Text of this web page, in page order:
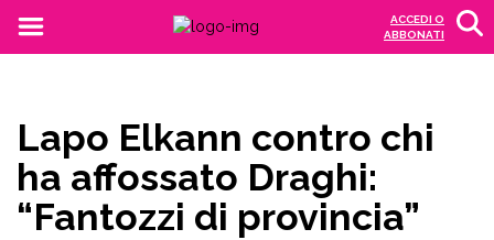
ACCEDI O
ABBONATI
Lapo Elkann contro chi
ha affossato Draghi:
“Fantozzi di provincia”